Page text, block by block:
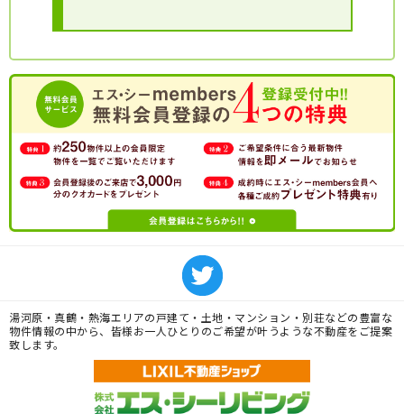
湯河原・真鶴・熱海エリアの戸建て・土地・マンション・別荘などの豊富な
物件情報の中から、皆様お一人ひとりのご希望が叶うような不動産をご提案
致します。